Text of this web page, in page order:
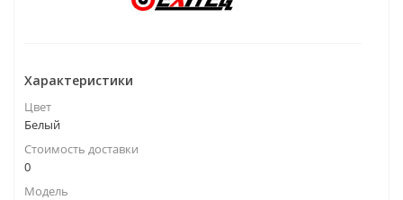
Характеристики
Цвет
Белый
Стоимость доставки
0
Модель